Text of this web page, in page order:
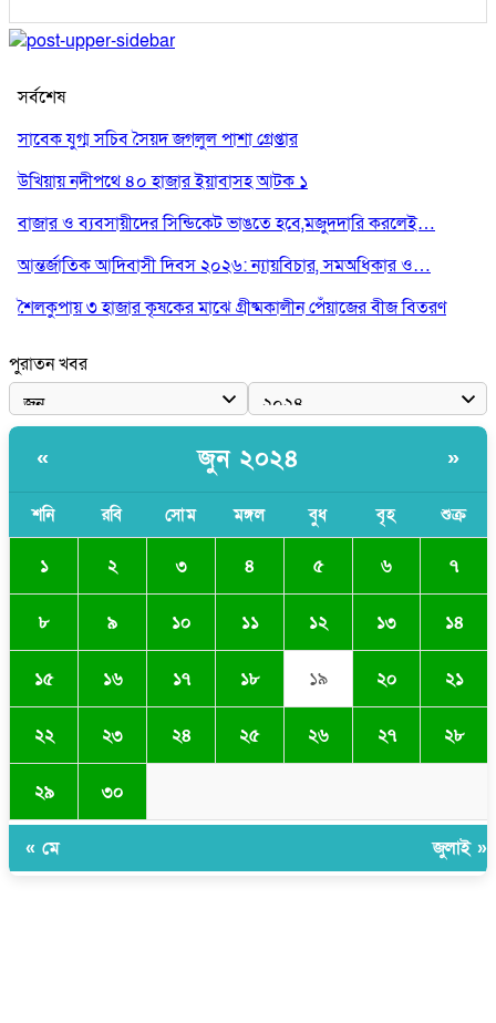
সর্বশেষ
সাবেক যুগ্ম সচিব সৈয়দ জগলুল পাশা গ্রেপ্তার
উখিয়ায় নদীপথে ৪০ হাজার ইয়াবাসহ আটক ১
বাজার ও ব্যবসায়ীদের সিন্ডিকেট ভাঙতে হবে,মজুদদারি করলেই…
আন্তর্জাতিক আদিবাসী দিবস ২০২৬: ন্যায়বিচার, সমঅধিকার ও…
শৈলকুপায় ৩ হাজার কৃষকের মাঝে গ্রীষ্মকালীন পেঁয়াজের বীজ বিতরণ
পুরাতন খবর
« জুন ২০২৪ »
শনি রবি সোম মঙ্গল বুধ বৃহ শুক্র
১ ২ ৩ ৪ ৫ ৬ ৭
৮ ৯ ১০ ১১ ১২ ১৩ ১৪
১৫ ১৬ ১৭ ১৮ ১৯ ২০ ২১
২২ ২৩ ২৪ ২৫ ২৬ ২৭ ২৮
২৯ ৩০
« মে জুলাই »